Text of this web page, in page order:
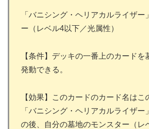
「バニシング・ヘリアカルライザー
ー（レベル4以下／光属性）
【条件】デッキの一番上のカードを
発動できる。
【効果】このカードのカード名はこ
「バニシング・ヘリアカルライザー
の後、自分の墓地のモンスター（レ